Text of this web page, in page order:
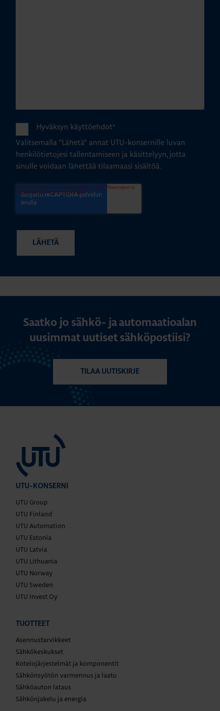
Hyväksyn käyttöehdot*
Valitsemalla "Lähetä" annat UTU-konsernille luvan
henkilötietojesi tallentamiseen ja käsittelyyn, jotta
sinulle voidaan lähettää tilaamaasi sisältöä.
Saatko jo sähkö- ja automaatioalan
uusimmat uutiset sähköpostiisi?
TILAA UUTISKIRJE
UTU-KONSERNI
UTU Group
UTU Finland
UTU Automation
UTU Estonia
UTU Latvia
UTU Lithuania
UTU Norway
UTU Sweden
UTU Invest Oy
TUOTTEET
Asennustarvikkeet
Sähkökeskukset
Kotelojärjestelmät ja komponentit
Sähkönsyötön varmennus ja laatu
Sähköauton lataus
Sähkönjakelu ja energia